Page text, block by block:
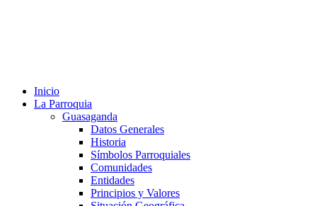
Inicio
La Parroquia
Guasaganda
Datos Generales
Historia
Símbolos Parroquiales
Comunidades
Entidades
Principios y Valores